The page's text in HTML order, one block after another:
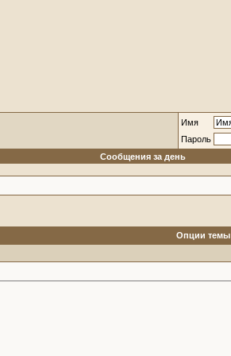
Имя
Пароль
Сообщения за день
Опции темы